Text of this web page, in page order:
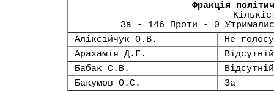
Фракція
За - 146 Проти - 0
Аліксійчук О.В.
Не
Арахамія Д.Г.
Відсутній
Бабак С.В.
Відсутній
Бакумов О.С.
За